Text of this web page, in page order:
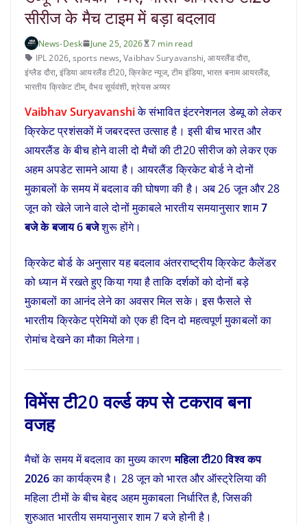
सीरीज के मैच टाइम में बड़ा बदलाव
News-Desk June 25, 2026
7 min read
IPL 2026,sports news,Vaibhav Suryavanshi,आयरलैंड दौरा,
इंग्लैड दौरा, इंडिया आयरलैंड टी20,क्रिकेट न्यूज,टीम इंडिया,भारत बनाम आयरलैंड,
भारतीय क्रिकेट टीम,वैभव सूर्यवंशी,श्रेयस अय्यर
Vaibhav Suryavanshiके संभावित इंटरनेशनल डेब्यू को लेकर
क्रिकेट प्रशंसकों में जबरदस्त उत्साह है। इसी बीच भारत और
आयरलैंड के बीच होने वाली दो मैचों की टी20 सीरीज को लेकर एक
अहम अपडेट सामने आया है। आयरलैंड क्रिकेट बोर्ड ने दोनों
मुकाबलों के समय में बदलाव की घोषणा की है। अब 26 जून और 28
जून को खेले जाने वाले दोनों मुकाबले भारतीय समयानुसार शाम7
बजे के बजाय 6 बजेशुरू होंगे।
क्रिकेट बोर्ड के अनुसार यह बदलाव अंतरराष्ट्रीय क्रिकेट कैलेंडर
को ध्यान में रखते हुए किया गया है ताकि दर्शकों को दोनों बड़े
मुकाबलों का आनंद लेने का अवसर मिल सके। इस फैसले से
भारतीय क्रिकेट प्रेमियों को एक ही दिन दो महत्वपूर्ण मुकाबलों का
रोमांच देखने का मौका मिलेगा।
विमेंस टी20 वर्ल्ड कप से टकराव बना
वजह
मैचों के समय में बदलाव का मुख्य कारणमहिला टी20 विश्व कप
2026का कार्यक्रम है। 28 जून को भारत और ऑस्ट्रेलिया की
महिला टीमों के बीच बेहद अहम मुकाबला निर्धारित है, जिसकी
शुरुआत भारतीय समयानुसार शाम 7 बजे होनी है।